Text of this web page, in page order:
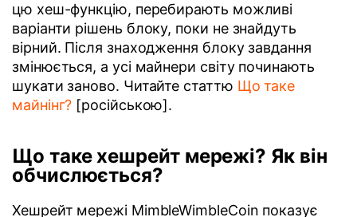
цю хеш-функцію, перебирають можливі
варіанти рішень блоку, поки не знайдуть
вірний. Після знаходження блоку завдання
змінюється, а усі майнери світу починають
шукати заново. Читайте статтю Що таке
майнінг? [російською].
Що таке хешрейт мережі? Як він
обчислюється?
Хешрейт мережі MimbleWimbleCoin показує